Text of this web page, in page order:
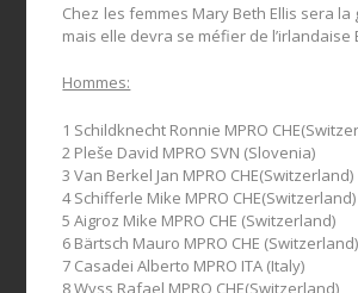
Chez les femmes Mary Beth Ellis sera la
mais elle devra se méfier de l’irlandaise
Hommes:
1 Schildknecht Ronnie MPRO
2 Pleše David MPRO SVN (Slovenia)
3 Van Berkel Jan MPRO CHE(Switzerland)
4 Schifferle Mike MPRO CHE(Switzerland)
5 Aigroz Mike MPRO CHE (Switzerland)
6 Bärtsch Mauro MPRO CHE (Switzerland)
7 Casadei Alberto MPRO ITA (Italy)
8 Wyss Rafael MPRO CHE(Switzerland)